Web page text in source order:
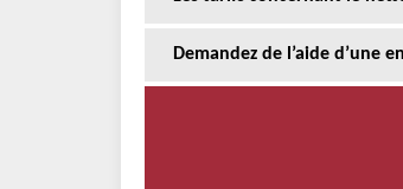
Demandez de l’aide d’une